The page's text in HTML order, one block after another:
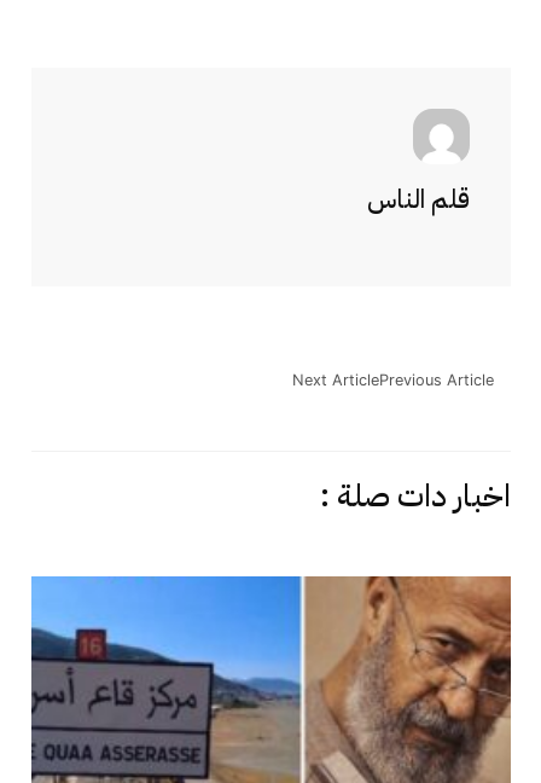
قلم الناس
Previous Article
Next Article
اخبار دات صلة :